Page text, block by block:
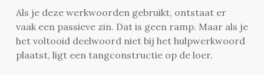
Als je deze werkwoorden gebruikt, ontstaat er
vaak een passieve zin. Dat is geen ramp. Maar als je
het voltooid deelwoord niet bij het hulpwerkwoord
plaatst, ligt een tangconstructie op de loer.